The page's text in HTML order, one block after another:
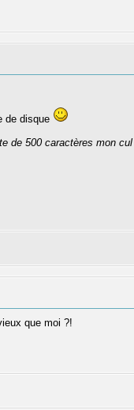
de disque
de 500 caractères mon cul
que moi ?!